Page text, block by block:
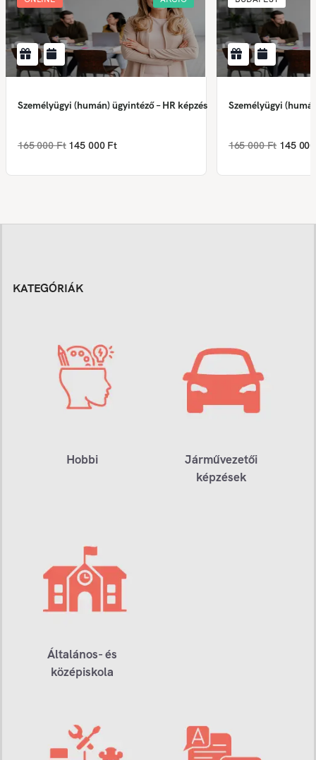
Személyügyi (humán) ügyintéző – HR képzés
165 000 Ft 145 000 Ft
Személyügyi
165 000 Ft 145
KATEGÓRIÁK
Hobbi
Járművezetői
képzések
Általános- és
középiskola